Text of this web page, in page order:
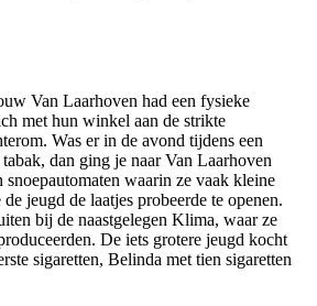
Van Laarhoven had een fysieke
met hun winkel aan de strikte
Was er in de avond tijdens een
dan ging je naar Van Laarhoven
waarin ze vaak kleine
jeugd de laatjes probeerde te openen.
bij de naastgelegen Klima, waar ze
De iets grotere jeugd kocht
sigaretten, Belinda met tien sigaretten